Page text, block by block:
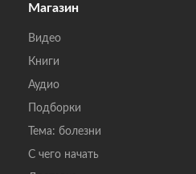
Магазин
Видео
Книги
Аудио
Подборки
Тема: болезни
С чего начать